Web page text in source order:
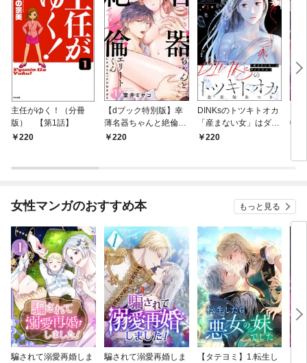
主任がゆく！（分冊
版） 【第1話】
220
【dブック特別版】幸
薄名器ちゃんと絶倫エ
リートくん むさぼりエ
220
DINKsのトツキトオカ
「産まない女」はダメ
ですか？（分冊版）
220
物
話】
女性マンガのおすすめ本 もっと見る
騙されて溺愛再婚しま
騙されて溺愛再婚しま
【タテヨミ】1.転生し